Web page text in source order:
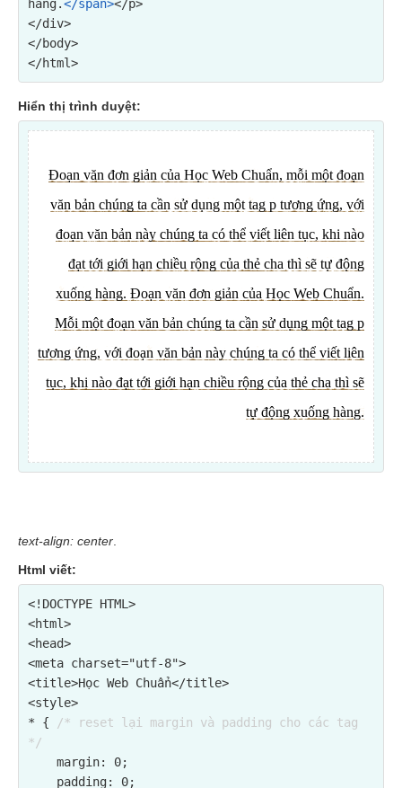
hàng.</span></p>
</div>
</body>
Hiển thị trình duyệt:
text-align: center
Html viết:
<!DOCTYPE HTML>
<html>
<head>
<meta charset="utf-8">
<title>Học Web Chuẩn</title>
<style>
* {
/* reset lại margin và padding cho các tag
*/